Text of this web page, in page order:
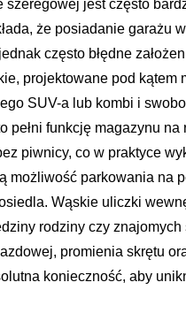
jest często
że posiadanie garażu
często błędne
projektowane pod kątem
SUV-a lub kombi i
pełni funkcję magazynu
piwnicy, co w praktyce
możliwość parkowania na
Wąskie uliczki
rodziny czy
promienia skrętu
konieczność, aby